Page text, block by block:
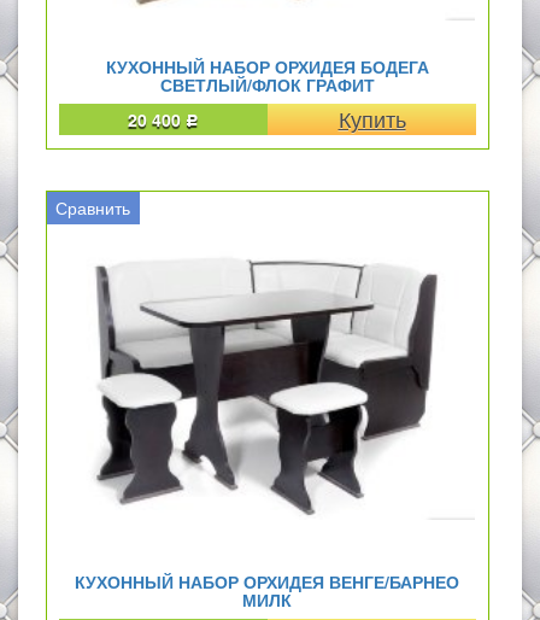
КУХОННЫЙ НАБОР ОРХИДЕЯ БОДЕГА
СВЕТЛЫЙ/ФЛОК ГРАФИТ
20 400 Р
КУХОННЫЙ НАБОР ОРХИДЕЯ ВЕНГЕ/БАРНЕО
МИЛК
Сравнить